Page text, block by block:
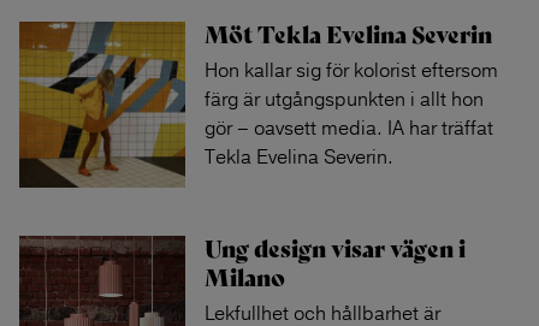
Möt Tekla Evelina Severin
Hon kallar sig för kolorist eftersom
färg är utgångspunkten i allt hon
gör – oavsett media. IA har träffat
Tekla Evelina Severin.
Ung design visar vägen i
Milano
Lekfullhet och hållbarhet är